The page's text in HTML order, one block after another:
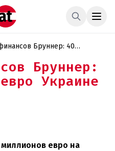
Бруннер: 40
Бруннер:
Украине
евро на